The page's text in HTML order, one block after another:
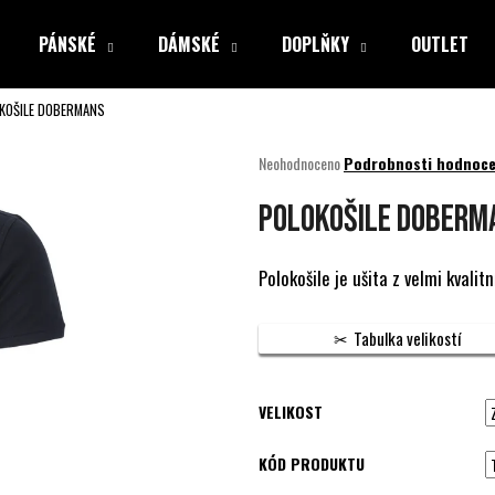
PÁNSKÉ DÁMSKÉ DOPLŇKY OUTLET
DOBERMANS
Průměrné
produktu
je
z
5
NeohodnocenoPodrobnosti
POLOKOŠILE
Polokošile je ušita z velmi
Tabulka velikostí
VELIKOST
KÓD PRODUKTU
Co potřebujete najít?
HLEDAT